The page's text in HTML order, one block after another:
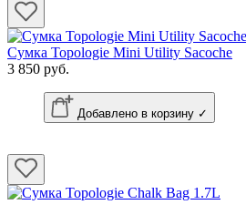
Сумка Topologie Mini Utility Sacoche
3 850 руб.
Добавлено в корзину ✓